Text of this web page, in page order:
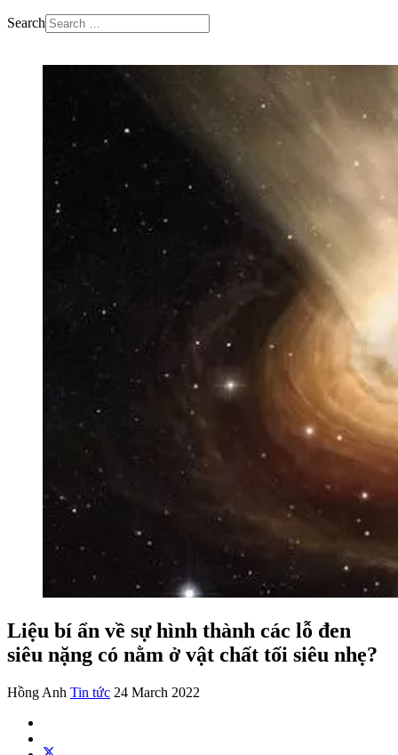
Search
Liệu bí ẩn về sự hình thành các lỗ đen
siêu nặng có nằm ở vật chất tối siêu nhẹ?
Hồng Anh Tin tức 24 March 2022